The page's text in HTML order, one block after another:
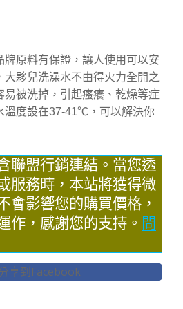
牌原料有保證，讓人使用可以安
大夥兒洗澡水不由得火力全開之
易被洗掉，引起瘙癢、乾燥等症
溫度設在37-41℃，可以解決你
聯盟行銷連結。當您透
服務時，本站將獲得微
會影響您的購買價格，
作，感謝您的支持。 問
享到Facebook